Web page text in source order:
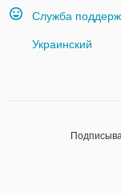
Служба
Украинский